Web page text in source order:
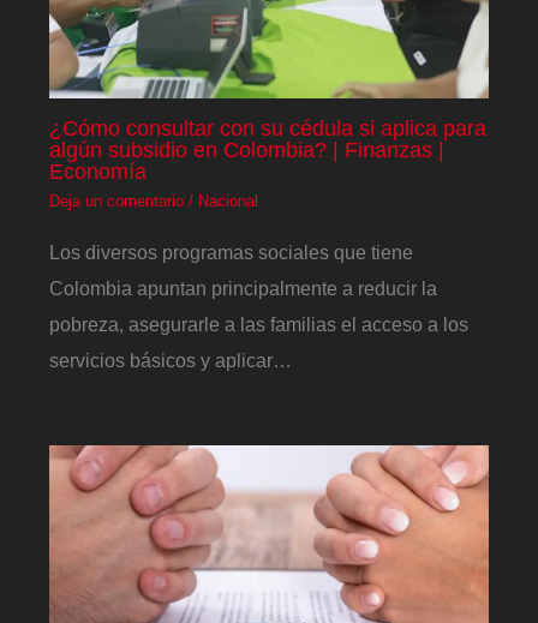
¿Cómo consultar con su cédula si aplica para
algún subsidio en Colombia? | Finanzas |
Economía
Deja un comentario / Nacional
Los diversos programas sociales que tiene
Colombia apuntan principalmente a reducir la
pobreza, asegurarle a las familias el acceso a los
servicios básicos y aplicar…